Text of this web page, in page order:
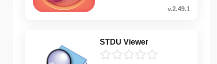
v.2.49.1
STDU Viewer